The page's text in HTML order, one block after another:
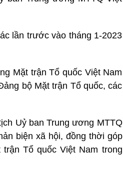
lần trước vào tháng 1-2023
Mặt trận Tổ quốc Việt Nam
bộ Mặt trận Tổ quốc, các
Uỷ ban Trung ương MTTQ
biện xã hội, đồng thời góp
Tổ quốc Việt Nam trong